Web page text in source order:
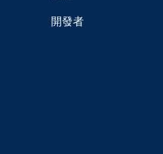
開發者